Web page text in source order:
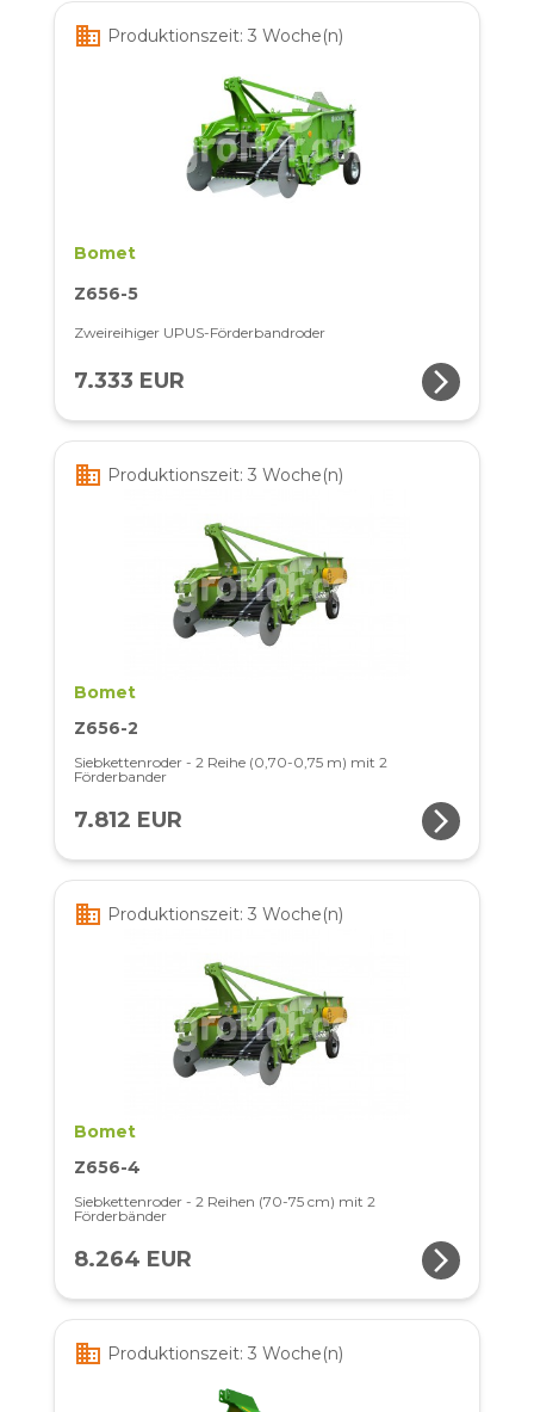
business Produktionszeit: 3 Woche(n)
Bomet
Z656-5
Zweireihiger UPUS-Förderbandroder
7.333 EUR arrow_forward_ios
business Produktionszeit: 3 Woche(n)
Bomet
Z656-2
Siebkettenroder - 2 Reihe (0,70-0,75 m) mit 2
Förderbander
7.812 EUR arrow_forward_ios
business Produktionszeit: 3 Woche(n)
Bomet
Z656-4
Siebkettenroder - 2 Reihen (70-75 cm) mit 2
Förderbänder
8.264 EUR arrow_forward_ios
business Produktionszeit: 3 Woche(n)